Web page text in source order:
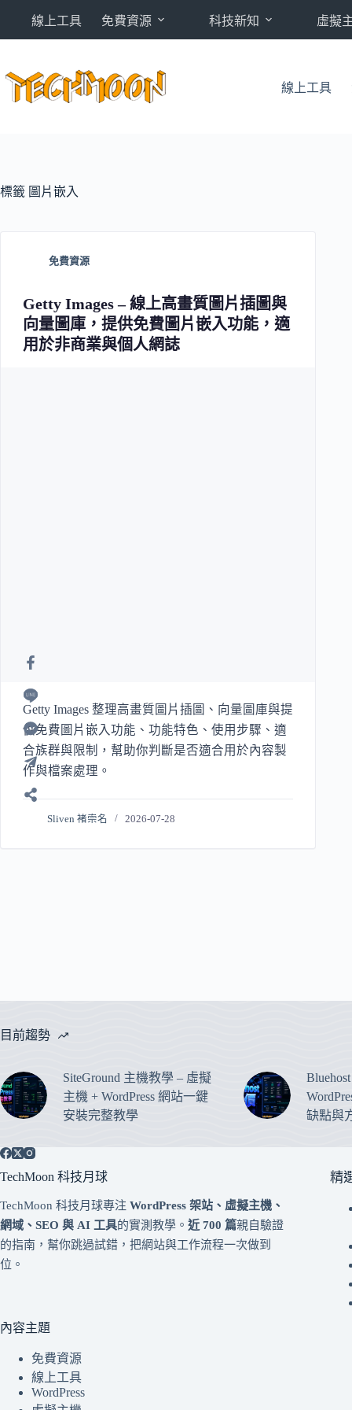
內
線上工具 免費資源 科技新知 虛擬
線上工具
標籤 圖片嵌入
免費資源
Getty Images – 線上高畫質圖片插圖與
向量圖庫，提供免費圖片嵌入功能，適
用於非商業與個人網誌
Getty Images 整理高畫質圖片插圖、向量圖庫與提
供免費圖片嵌入功能、功能特色、使用步驟、適
合族群與限制，幫助你判斷是否適合用於內容製
作與檔案處理。
Sliven 褚崇名 2026-07-28
目前趨勢
SiteGround 主機教學 – 虛擬
主機 + WordPress 網站一鍵
安裝完整教學
缺點與
TechMoon 科技月球
TechMoon 科技月球專注 WordPress 架站、虛擬主機、
網域、SEO 與 AI 工具的實測教學。 近 700 篇親自驗證
的指南，幫你跳過試錯，把網站與工作流程一次做到
位。
內容主題
免費資源
線上工具
WordPress
精